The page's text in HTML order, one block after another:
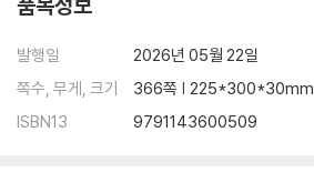
발행일
2026년 05월 22일
쪽수, 무게, 크기
366쪽 | 225*300*30mm
ISBN13
9791143600509